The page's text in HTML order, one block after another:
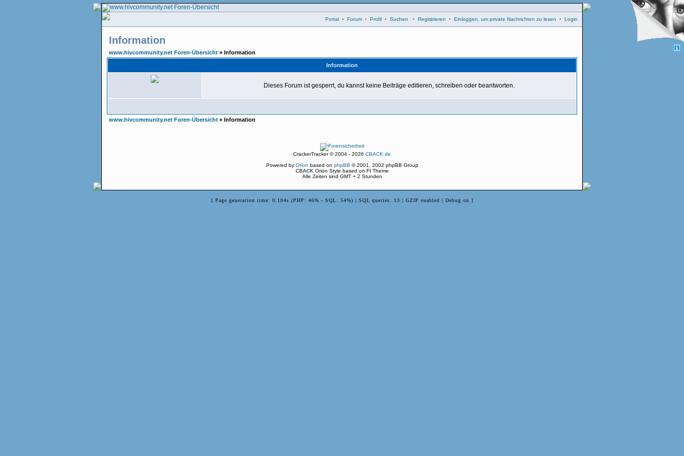
Portal • Forum • Profil • Suchen • Registrieren • Einloggen, um private Nachrichten zu lesen • Login
Information
www.hivcommunity.net Foren-Übersicht » Information
Information
Dieses Forum ist gesperrt, du kannst keine Beiträge editieren, schreiben oder beantworten.
www.hivcommunity.net Foren-Übersicht » Information
CrackerTracker © 2004 - 2026 CBACK.de
Powered by Orion based on phpBB © 2001, 2002 phpBB Group
CBACK Orion Style based on FI Theme
Alle Zeiten sind GMT + 2 Stunden
[ Page generation time: 0.104s (PHP: 46% - SQL: 54%) | SQL queries: 13 | GZIP enabled | Debug on ]